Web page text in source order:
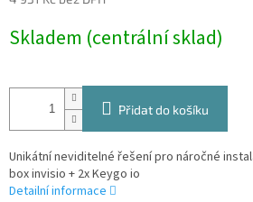
cena:
Skladem (centrální sklad)
Přidat do košíku
Unikátní neviditelné řešení pro náročné
box invisio + 2x Keygo io
Detailní informace